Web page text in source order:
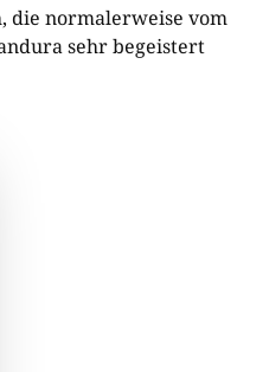
die normalerweise vom
sehr begeistert